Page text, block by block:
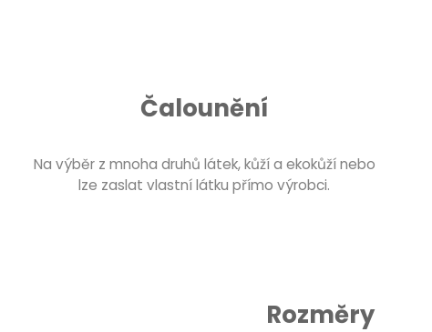
Čalounění
Na výběr z mnoha druhů látek, kůží a ekokůží nebo
lze zaslat vlastní látku přímo výrobci.
Rozměry